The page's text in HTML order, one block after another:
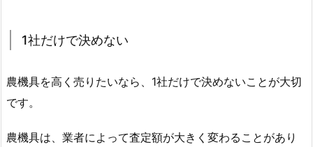
1社だけで決めない
農機具を高く売りたいなら、1社だけで決めないことが大切
です。
農機具は、業者によって査定額が大きく変わることがあり